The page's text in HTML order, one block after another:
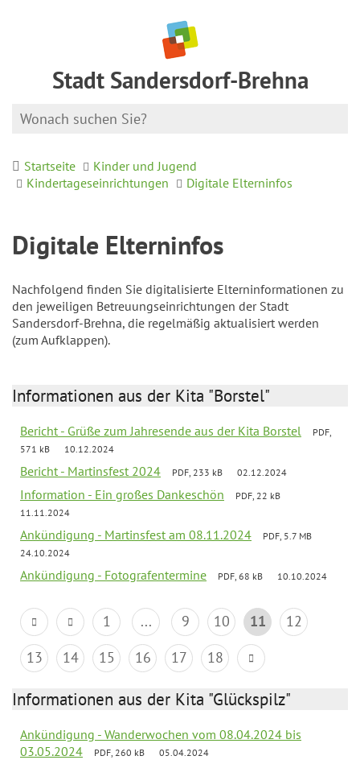
Stadt Sandersdorf-Brehna
Startseite
Kinder und Jugend
Kindertageseinrichtungen
Digitale Elterninfos
Digitale Elterninfos
Nachfolgend finden Sie digitalisierte Elterninformationen zu
den jeweiligen Betreuungseinrichtungen der Stadt
Sandersdorf-Brehna, die regelmäßig aktualisiert werden
(zum Aufklappen).
Informationen aus der Kita "Borstel"
Bericht - Grüße zum Jahresende aus der Kita Borstel
PDF,
571 kB
10.12.2024
Bericht - Martinsfest 2024 PDF, 233 kB 02.12.2024
Information - Ein großes Dankeschön
PDF, 22 kB
11.11.2024
Ankündigung - Martinsfest am 08.11.2024
PDF, 5.7 MB
24.10.2024
Ankündigung - Fotografentermine PDF, 68 kB 10.10.2024
1 ... 9 10 11
12
13
14 15 16 17 18
Informationen aus der Kita "Glückspilz"
Ankündigung - Wanderwochen vom 08.04.2024 bis
03.05.2024
PDF, 260 kB 05.04.2024